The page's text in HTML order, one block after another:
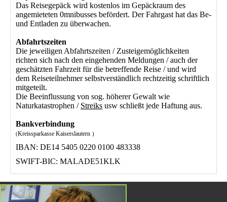
Das Reisegepäck wird kostenlos im Gepäckraum des
angemieteten 0mnibusses befördert. Der Fahrgast hat das Be-
und Entladen zu überwachen.
Abfahrtszeiten
Die jeweiligen Abfahrtszeiten / Zusteigemöglichkeiten
richten sich nach den eingehenden Meldungen / auch der
geschätzten Fahrzeit für die betreffende Reise / und wird
dem Reiseteilnehmer selbstverständlich rechtzeitig schriftlich
mitgeteilt.
Die Beeinflussung von sog. höherer Gewalt wie
Naturkatastrophen / Streiks usw schließt jede Haftung aus.
Bankverbindung
(Kreissparkasse Kaiserslautern )
IBAN: DE14 5405 0220 0100 483338
SWIFT-BIC: MALADE51KLK